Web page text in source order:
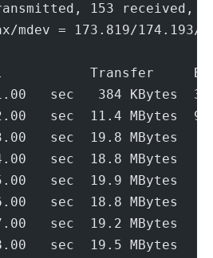
153 received,
mdev = 173.819/174.193/
Transfer
1.00   sec   384
2.00   sec  11.4
3.00   sec  19.8
4.00   sec  18.8
5.00   sec  19.9
6.00   sec  18.8
7.00   sec  19.2
8.00   sec  19.5